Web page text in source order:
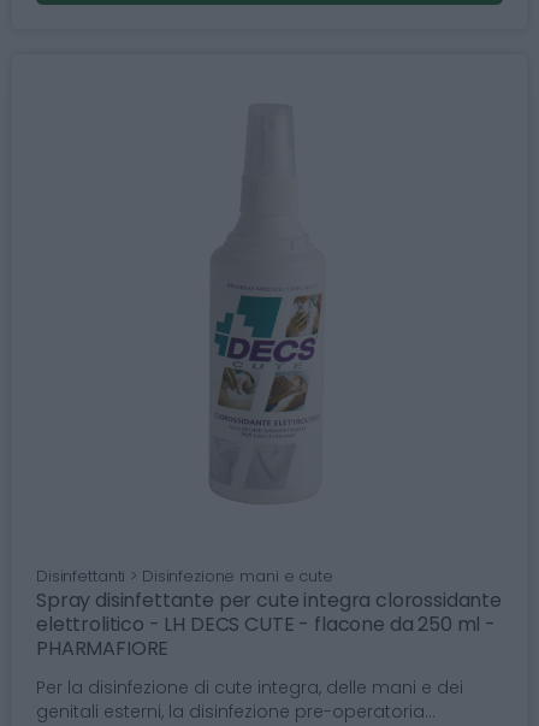
Disinfettanti > Disinfezione mani e cute
Spray disinfettante per cute integra clorossidante
elettrolitico - LH DECS CUTE - flacone da 250 ml -
PHARMAFIORE
Per la disinfezione di cute integra, delle mani e dei
genitali esterni, la disinfezione pre-operatoria...